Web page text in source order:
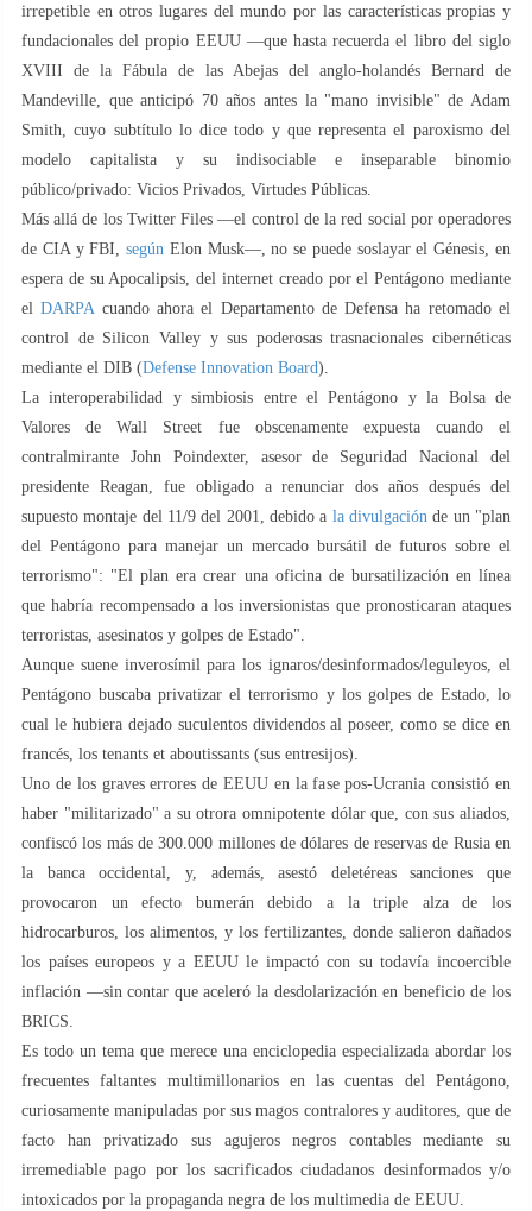
irrepetible en otros lugares del mundo por las características propias y
fundacionales del propio EEUU —que hasta recuerda el libro del siglo
XVIII de la Fábula de las Abejas del anglo-holandés Bernard de
Mandeville, que anticipó 70 años antes la "mano invisible" de Adam
Smith, cuyo subtítulo lo dice todo y que representa el paroxismo del
modelo capitalista y su indisociable e inseparable binomio
público/privado: Vicios Privados, Virtudes Públicas.
Más allá de los Twitter Files —el control de la red social por operadores
de CIA y FBI,según Elon Musk—, no se puede soslayar el Génesis, en
espera de su Apocalipsis, del internet creado por el Pentágono mediante
elDARPA cuando ahora el Departamento de Defensa ha retomado el
control de Silicon Valley y sus poderosas trasnacionales cibernéticas
mediante el DIB (Defense Innovation Board).
La interoperabilidad y simbiosis entre el Pentágono y la Bolsa de
Valores de Wall Street fue obscenamente expuesta cuando el
contralmirante John Poindexter, asesor de Seguridad Nacional del
presidente Reagan, fue obligado a renunciar dos años después del
supuesto montaje del 11/9 del 2001, debido a la divulgación de un "plan
del Pentágono para manejar un mercado bursátil de futuros sobre el
terrorismo": "El plan era crear una oficina de bursatilización en línea
que habría recompensado a los inversionistas que pronosticaran ataques
terroristas, asesinatos y golpes de Estado".
Aunque suene inverosímil para los ignaros/desinformados/leguleyos, el
Pentágono buscaba privatizar el terrorismo y los golpes de Estado, lo
cual le hubiera dejado suculentos dividendos al poseer, como se dice en
francés, los tenants et aboutissants (sus entresijos).
Uno de los graves errores de EEUU en la fase pos-Ucrania consistió en
haber "militarizado" a su otrora omnipotente dólar que, con sus aliados,
confiscó los más de 300.000 millones de dólares de reservas de Rusia en
la banca occidental, y, además, asestó deletéreas sanciones que
provocaron un efecto bumerán debido a la triple alza de los
hidrocarburos, los alimentos, y los fertilizantes, donde salieron dañados
los países europeos y a EEUU le impactó con su todavía incoercible
inflación —sin contar que aceleró la desdolarización en beneficio de los
BRICS.
Es todo un tema que merece una enciclopedia especializada abordar los
frecuentes faltantes multimillonarios en las cuentas del Pentágono,
curiosamente manipuladas por sus magos contralores y auditores, que de
facto han privatizado sus agujeros negros contables mediante su
irremediable pago por los sacrificados ciudadanos desinformados y/o
intoxicados por la propaganda negra de los multimedia de EEUU.